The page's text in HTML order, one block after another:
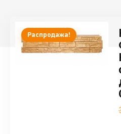
Распродажа!